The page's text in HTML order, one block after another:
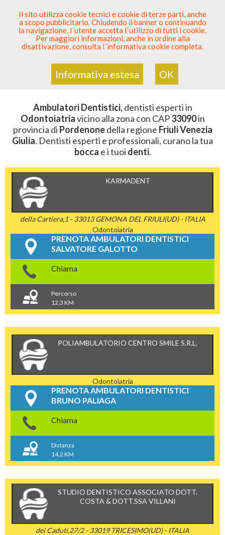
SEI DENTISTA? PARTECIPA
Sei QuiElenco Dentista Sicuro > Odontoiatria>
Ambulatori Dentistici>Friuli Venezia Giulia >
Pordenone>CAP 33090
ZONA CON CAP 33090
Ambulatori Dentistici, dentisti esperti in
Odontoiatriavicino alla zona con CAP33090in
provincia di Pordenonedella regione Friuli Venezia
Giulia. Dentisti esperti e professionali, curano la tua
bocca e i tuoi denti.
KARMADENT
della Cartiera,1 - 33013 GEMONA DEL FRIULI(UD) - ITALIA
Odontoiatria
PRENOTA AMBULATORI DENTISTICI
SALVATORE GALOTTO
Chiama
Percorso
12,3 KM
POLIAMBULATORIO CENTRO SMILE S.R.L.
Odontoiatria
PRENOTA AMBULATORI DENTISTICI
BRUNO PALIAGA
Chiama
Distanza
14,2 KM
STUDIO DENTISTICO ASSOCIATO DOTT.
COSTA & DOTT.SSA VILLANI
dei Caduti,27/2 - 33019 TRICESIMO(UD) - ITALIA
Il sito utilizza cookie tecnici e cookie di terze parti, anche
a scopo pubblicitario. Chiudendo il banner o continuando
la navigazione, l´utente accetta l´utilizzo di tutti i cookie.
Per maggiori informazioni, anche in ordine alla
disattivazione, consulta l´informativa cookie completa.
Informativa estesa OK